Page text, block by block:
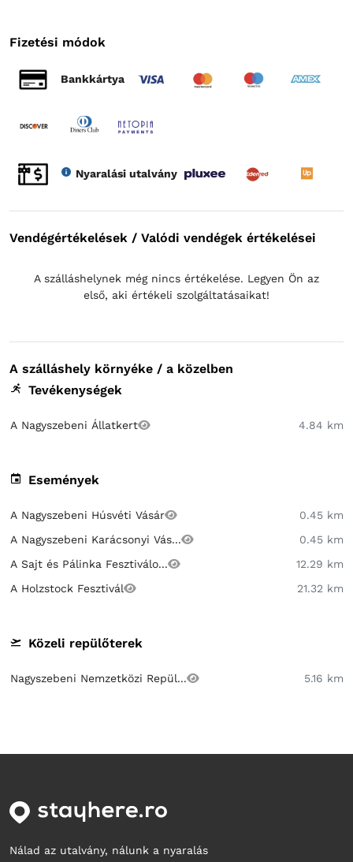
Fizetési módok
Bankkártya
Nyaralási utalvány
Vendégértékelések / Valódi vendégek értékelései
A szálláshelynek még nincs értékelése. Legyen Ön az
első, aki értékeli szolgáltatásaikat!
A szálláshely környéke / a közelben
Tevékenységek
A Nagyszebeni Állatkert 4.84 km
Események
A Nagyszebeni Húsvéti Vásár
0.45 km
A Nagyszebeni Karácsonyi Vás...
0.45 km
A Sajt és Pálinka Fesztiválo...
12.29 km
A Holzstock Fesztivál
21.32 km
Közeli repülőterek
Nagyszebeni Nemzetközi Repül... 5.16 km
Nálad az utalvány, nálunk a nyaralás